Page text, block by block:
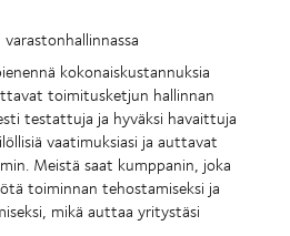
kokonaiskustannuksia
toimitusketjun hallinnan
testattuja ja hyväksi havaittuja
vaatimuksiasi ja auttavat
Meistä saat kumppanin, joka
toiminnan tehostamiseksi ja
mikä auttaa yritystäsi